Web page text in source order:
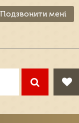
Подзвонити мені